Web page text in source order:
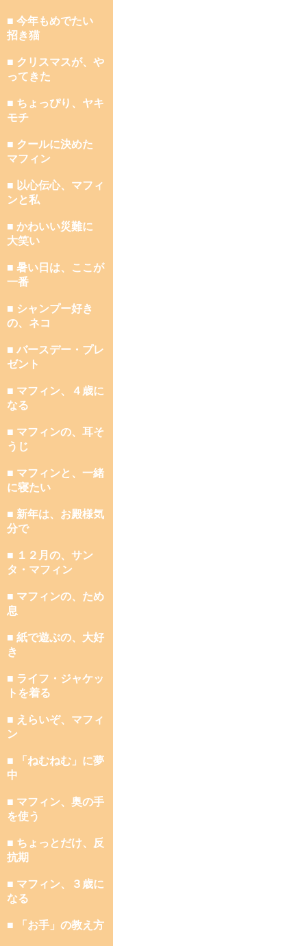
■ 今年もめでたい
招き猫
■ クリスマスが、や
ってきた
■ ちょっぴり、ヤキ
モチ
■ クールに決めた
マフィン
■ 以心伝心、マフィ
ンと私
■ かわいい災難に
大笑い
■ 暑い日は、ここが
一番
■ シャンプー好き
の、ネコ
■ バースデー・プレ
ゼント
■ マフィン、４歳に
なる
■ マフィンの、耳そ
うじ
■ マフィンと、一緒
に寝たい
■ 新年は、お殿様気
分で
■ １２月の、サン
タ・マフィン
■ マフィンの、ため
息
■ 紙で遊ぶの、大好
き
■ ライフ・ジャケッ
トを着る
■ えらいぞ、マフィ
ン
■ 「ねむねむ」に夢
中
■ マフィン、奥の手
を使う
■ ちょっとだけ、反
抗期
■ マフィン、３歳に
なる
■ 「お手」の教え方